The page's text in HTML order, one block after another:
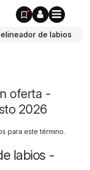
oferta -
2026
para este término.
labios -